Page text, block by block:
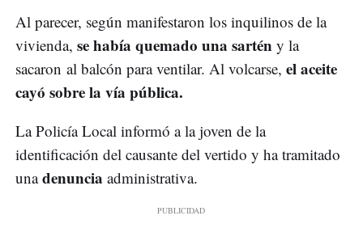
Al parecer, según manifestaron los inquilinos de la
vivienda, se había quemado una sartén y la
sacaron al balcón para ventilar. Al volcarse, el aceite
cayó sobre la vía pública.
La Policía Local informó a la joven de la
identificación del causante del vertido y ha tramitado
unadenuncia administrativa.